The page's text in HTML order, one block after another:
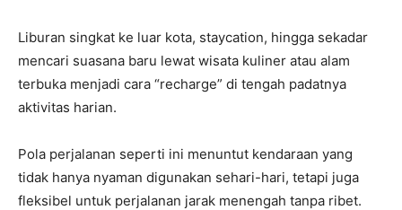
Liburan singkat ke luar kota, staycation, hingga sekadar
mencari suasana baru lewat wisata kuliner atau alam
terbuka menjadi cara “recharge” di tengah padatnya
aktivitas harian.
Pola perjalanan seperti ini menuntut kendaraan yang
tidak hanya nyaman digunakan sehari-hari, tetapi juga
fleksibel untuk perjalanan jarak menengah tanpa ribet.